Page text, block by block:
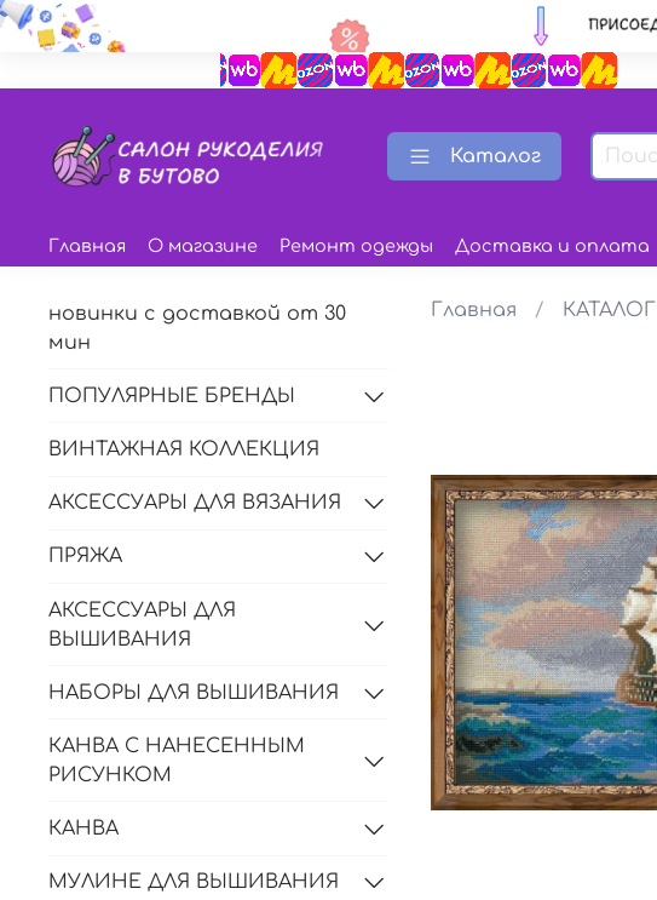
Каталог
Главная О магазине Ремонт одежды Доставка и оплата
Главная КАТАЛОГ
новинки с доставкой от 30
мин
ПОПУЛЯРНЫЕ БРЕНДЫ
ВИНТАЖНАЯ КОЛЛЕКЦИЯ
АКСЕССУАРЫ ДЛЯ ВЯЗАНИЯ
ПРЯЖА
АКСЕССУАРЫ ДЛЯ
ВЫШИВАНИЯ
НАБОРЫ ДЛЯ ВЫШИВАНИЯ
КАНВА С НАНЕСЕННЫМ
РИСУНКОМ
КАНВА
МУЛИНЕ ДЛЯ ВЫШИВАНИЯ